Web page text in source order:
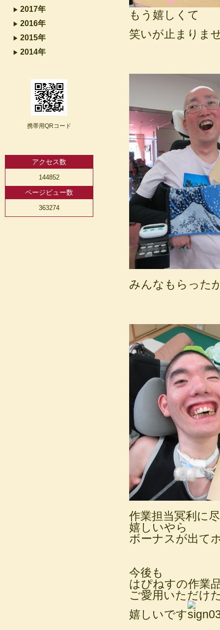
もう嬉しくて
笑いが止まりま
みんなもらった
作業担当冥利に
嬉しいやら
ボーナスが出て
今後も
はぴねすの作業
ご愛用いただけ
嬉しいです
2017年
2016年
2015年
2014年
携帯用QRコード
アクセス数
144852
ページビュー数
363274